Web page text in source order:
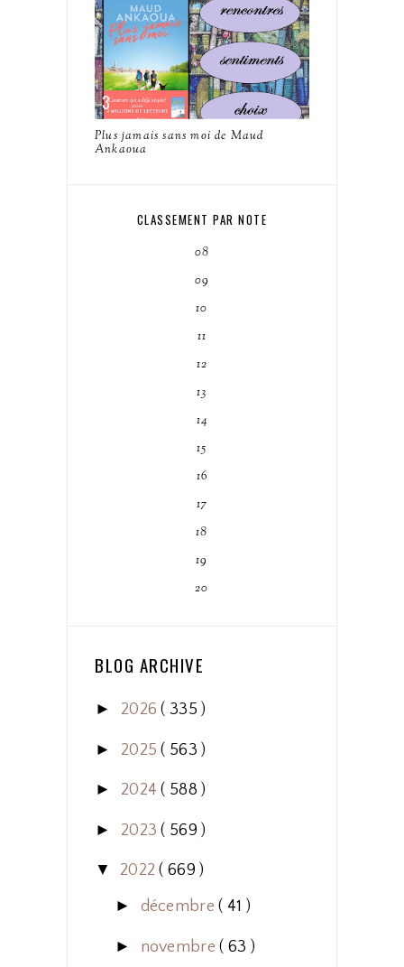
Plus jamais sans moi de Maud
Ankaoua
CLASSEMENT PAR NOTE
08
09
10
11
12
13
14
15
16
17
18
19
20
BLOG ARCHIVE
► 2026( 335 )
► 2025( 563 )
► 2024( 588 )
► 2023( 569 )
▼ 2022( 669 )
► décembre( 41 )
► novembre( 63 )